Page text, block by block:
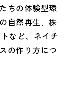
ちの体験型環
自然再生、株
など、ネイチ
の作り方につ